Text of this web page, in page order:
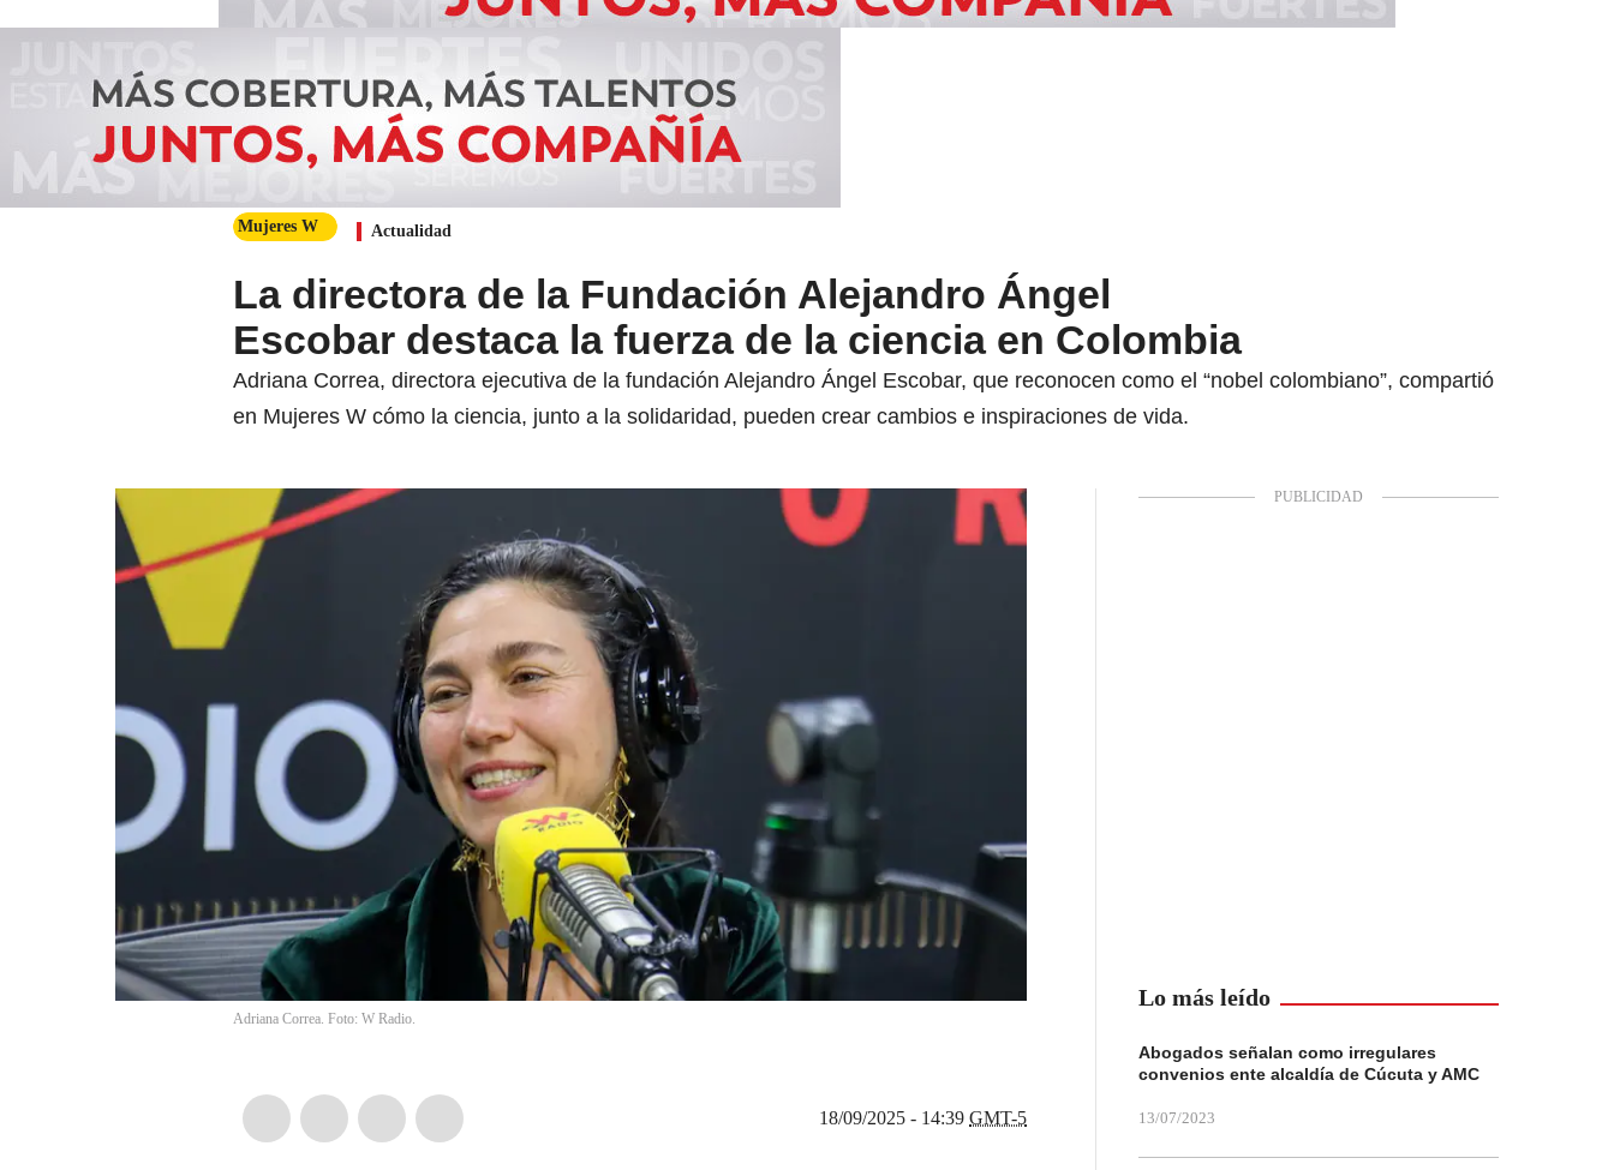
Mujeres W Actualidad
La directora de la Fundación Alejandro Ángel
Escobar destaca la fuerza de la ciencia en Colombia
Adriana Correa, directora ejecutiva de la fundación Alejandro Ángel Escobar, que reconocen como el “nobel colombiano”, compartió
en Mujeres W cómo la ciencia, junto a la solidaridad, pueden crear cambios e inspiraciones de vida.
Adriana Correa. Foto: W Radio.
18/09/2025 - 14:39 GMT-5
Lo más leído
Abogados señalan como irregulares
convenios ente alcaldía de Cúcuta y AMC
13/07/2023